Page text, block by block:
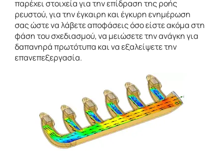
παρέχει στοιχεία για την επίδραση της ροής
ρευστού, για την έγκαιρη και έγκυρη ενημέρωση
σας ώστε να λάβετε αποφάσεις όσο είστε ακόμα στη
φάση του σχεδιασμού, να μειώσετε την ανάγκη για
δαπανηρά πρωτότυπα και να εξαλείψετε την
επανεπεξεργασία.